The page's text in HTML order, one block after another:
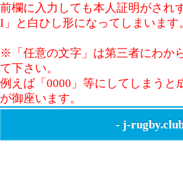
前欄に入力しても本人証明がされ
I」と白ひし形になってしまいます
※「任意の文字」は第三者にわか
て下さい。
例えば「0000」等にしてしまうと
が御座います。
- j-